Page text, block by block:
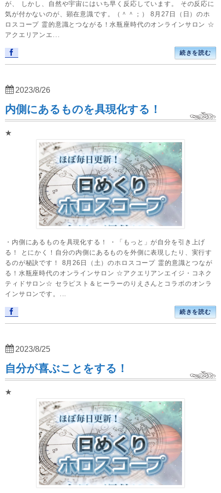
が、 しかし、自然や宇宙にはいち早く反応しています。 その反応に
気が付かないのが、顕在意識です。（＾＾；） 8月27日（日）のホ
ロスコープ 霊的意識とつながる！水瓶座時代のオンラインサロン ☆
アクエリアンエ...
続きを読む
内側にあるものを具現化する！
★
・内側にあるものを具現化する！ ・「もっと」が自分を引き上げ
る！ とにかく！自分の内側にあるものを外側に表現したり、実行す
るのが秘訣です！ 8月26日（土）のホロスコープ 霊的意識とつなが
る！水瓶座時代のオンラインサロン ☆アクエリアンエイジ・コネク
ティドサロン☆ セラピスト＆ヒーラーのりえさんとコラボのオンラ
インサロンです。...
続きを読む
2023/8/26
自分が喜ぶことをする！
★
2023/8/25